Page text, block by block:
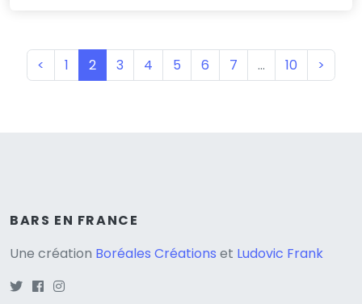
< 1 2(current)
3 4 5 6 7 … 10 >
BARS EN FRANCE
Une création Boréales Créations et Ludovic Frank